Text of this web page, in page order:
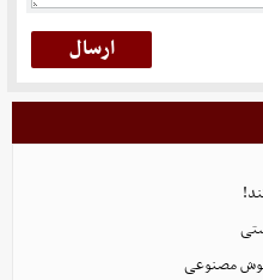
هوش مصنوعی